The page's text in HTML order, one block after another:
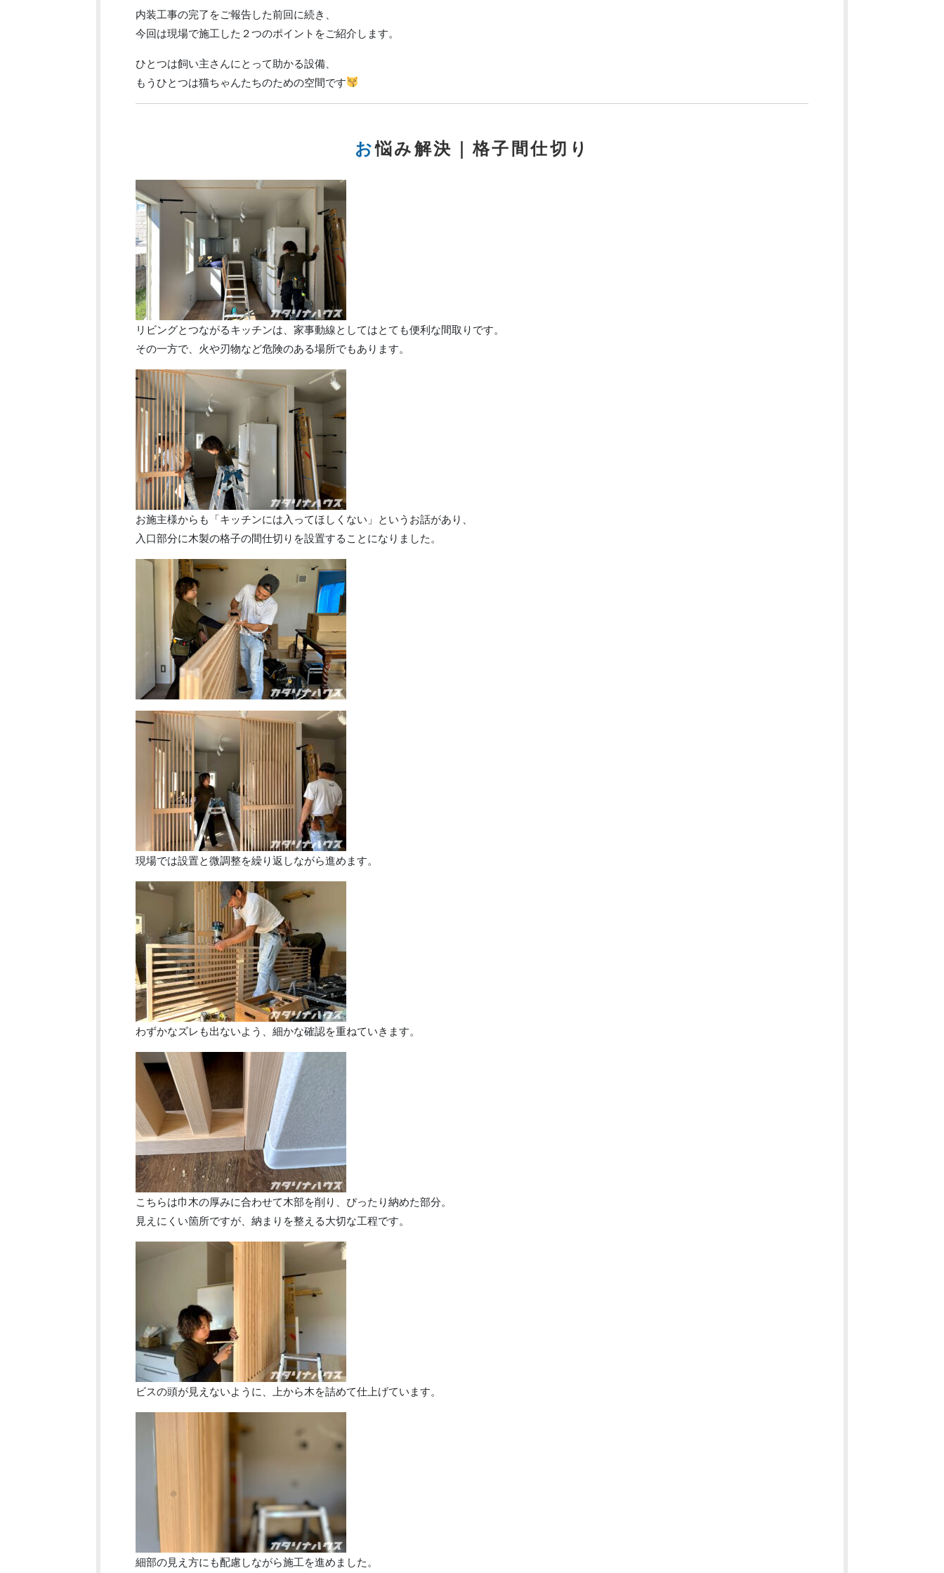
内装工事の完了をご報告した前回に続き、
今回は現場で施工した２つのポイントをご紹介します。
ひとつは飼い主さんにとって助かる設備、
もうひとつは猫ちゃんたちのための空間です
お悩み解決｜格子間仕切り
リビングとつながるキッチンは、家事動線としてはとても便利な間取りです。
その一方で、火や刃物など危険のある場所でもあります。
お施主様からも「キッチンには入ってほしくない」というお話があり、
入口部分に木製の格子の間仕切りを設置することになりました。
現場では設置と微調整を繰り返しながら進めます。
わずかなズレも出ないよう、細かな確認を重ねていきます。
こちらは巾木の厚みに合わせて木部を削り、ぴったり納めた部分。
見えにくい箇所ですが、納まりを整える大切な工程です。
ビスの頭が見えないように、上から木を詰めて仕上げています。
細部の見え方にも配慮しながら施工を進めました。